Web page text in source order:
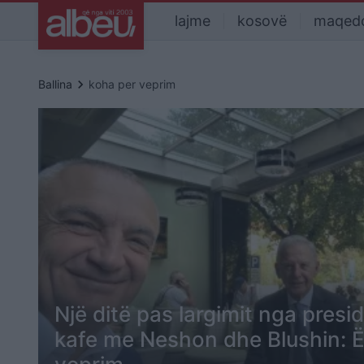
lajme kosovë
Ballina keyboard_arrow_right koha per veprim
Një ditë pas largimit nga
kafe me Neshon dhe Blushin: